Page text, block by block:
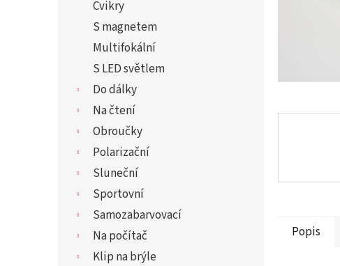
Cvikry
S magnetem
Multifokální
S LED světlem
Do dálky
Na čtení
Obroučky
Polarizační
Sluneční
Sportovní
Samozabarvovací
Na počítač
Klip na brýle
Popis